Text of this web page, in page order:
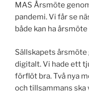
MAS Årsmöte
pandemi. Vi får se
både kan ha
Sällskapets
digitalt. Vi hade ett
förflöt bra. Två nya
och tillsammans